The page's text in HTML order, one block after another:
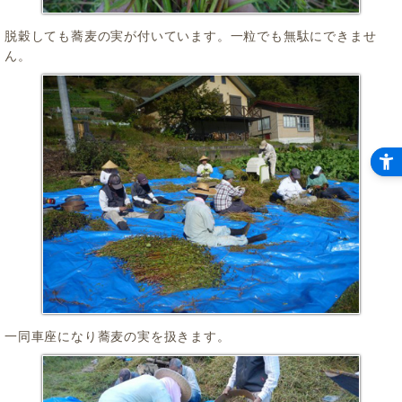
脱穀しても蕎麦の実が付いています。一粒でも無駄にできませ
ん。
一同車座になり蕎麦の実を扱きます。